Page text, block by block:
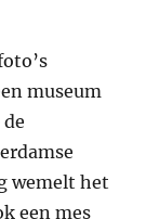
museum
wemelt het
een mes